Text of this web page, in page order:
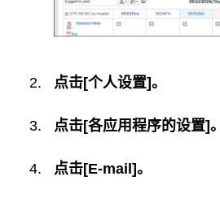
点击[个人设置]。
点击[各应用程序的设置]。
点击[E-mail]。